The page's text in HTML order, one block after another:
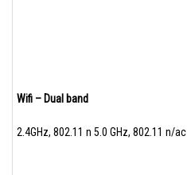
Wifi – Dual band
2.4GHz, 802.11 n 5.0 GHz, 802.11 n/ac